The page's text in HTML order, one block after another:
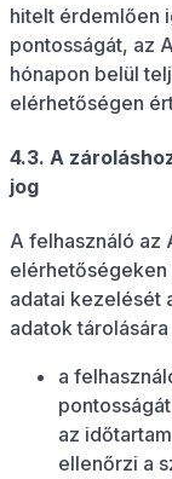
hitelt érdemlően
pontosságát, az
hónapon belül
elérhetőségen
4.3. A
jog
A felhasználó az
adatai kezelését
adatok
a
az
ellenőrzi a